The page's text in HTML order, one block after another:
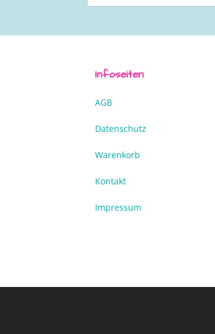
Infoseiten
AGB
Datenschutz
Warenkorb
Kontakt
Impressum